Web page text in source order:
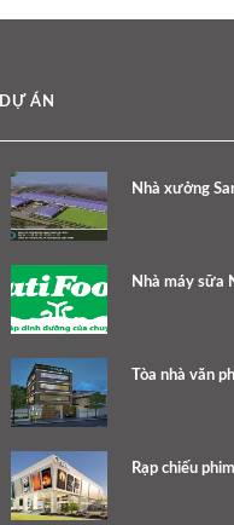
DỰ ÁN
Nhà xưởng
Nhà máy sữa
Tòa nhà văn
Rạp chiếu